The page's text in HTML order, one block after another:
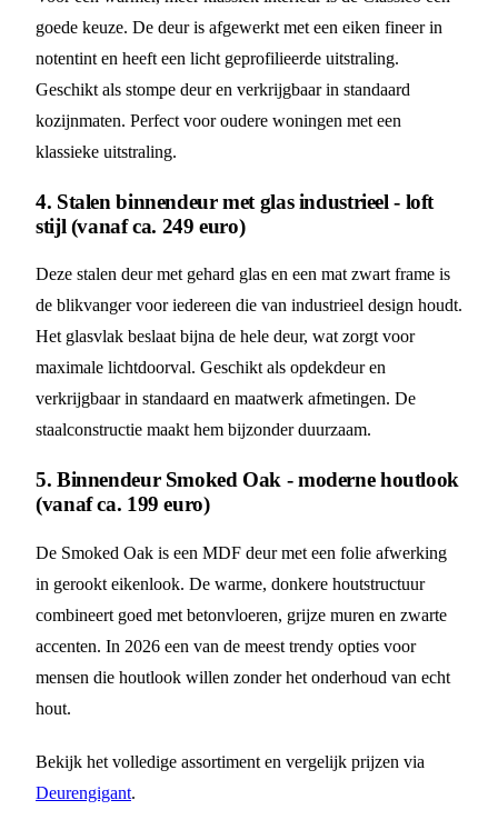
goede keuze. De deur is afgewerkt met een eiken fineer in
notentint en heeft een licht geprofilieerde uitstraling.
Geschikt als stompe deur en verkrijgbaar in standaard
kozijnmaten. Perfect voor oudere woningen met een
klassieke uitstraling.
4. Stalen binnendeur met glas industrieel - loft
stijl (vanaf ca. 249 euro)
Deze stalen deur met gehard glas en een mat zwart frame is
de blikvanger voor iedereen die van industrieel design houdt.
Het glasvlak beslaat bijna de hele deur, wat zorgt voor
maximale lichtdoorval. Geschikt als opdekdeur en
verkrijgbaar in standaard en maatwerk afmetingen. De
staalconstructie maakt hem bijzonder duurzaam.
5. Binnendeur Smoked Oak - moderne houtlook
(vanaf ca. 199 euro)
De Smoked Oak is een MDF deur met een folie afwerking
in gerookt eikenlook. De warme, donkere houtstructuur
combineert goed met betonvloeren, grijze muren en zwarte
accenten. In 2026 een van de meest trendy opties voor
mensen die houtlook willen zonder het onderhoud van echt
hout.
Bekijk het volledige assortiment en vergelijk prijzen via
Deurengigant.